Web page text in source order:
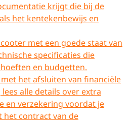
krijgt die bij de
het kentekenbewijs en
met een goede staat van
specificaties die
en budgetten.
het afsluiten van financiële
alle details over extra
en verzekering voordat je
het contract van de